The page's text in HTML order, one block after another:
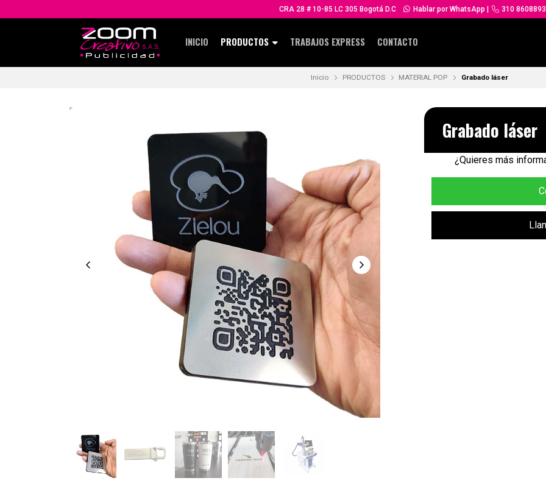
CRA 28 # 10-85 LC 305 Bogotá D.C Hablar por WhatsApp 310 8608893
INICIO PRODUCTOS TRABAJOS EXPRESS CONTACTO
Inicio PRODUCTOS MATERIAL POP Grabado láser
Grabado láser
¿Quieres más